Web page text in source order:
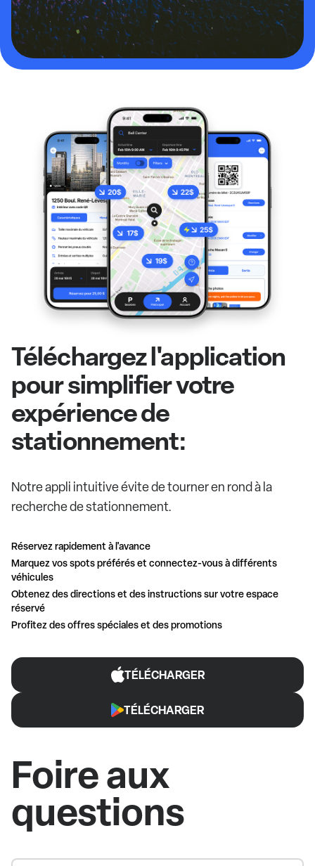
Téléchargez l'application
pour simplifier votre
expérience de
stationnement:
Notre appli intuitive évite de tourner en rond à la
recherche de stationnement.
Réservez rapidement à l'avance
Marquez vos spots préférés et connectez-vous à différents
véhicules
Obtenez des directions et des instructions sur votre espace
réservé
Profitez des offres spéciales et des promotions
TÉLÉCHARGER
TÉLÉCHARGER
Foire aux
questions